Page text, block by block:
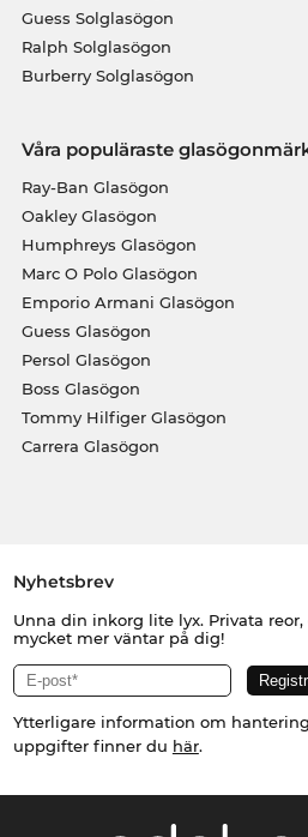
Guess Solglasögon
Ralph Solglasögon
Burberry Solglasögon
Våra populäraste
Ray-Ban Glasögon
Oakley Glasögon
Humphreys Glasögon
Marc O Polo Glasögon
Emporio Armani Glasögon
Guess Glasögon
Persol Glasögon
Boss Glasögon
Tommy Hilfiger Glasögon
Carrera Glasögon
Nyhetsbrev
Unna din inkorg lite lyx. Privata
mycket mer väntar på dig!
Ytterligare information om
uppgifter finner du här.